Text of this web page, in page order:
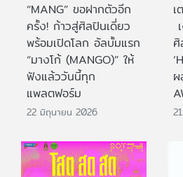
“MANG” ขอฝากตัวอีก
ครั้ง! ก้าวสู่ศิลปินเดี่ยว
พร้อมเปิดโลก อัลบั้มแรก
“มางโก้ (MANGO)” ให้
ฟังแล้ววันนี้ทุก
แพลตฟอร์ม
22 มิถุนายน 2026
ผ